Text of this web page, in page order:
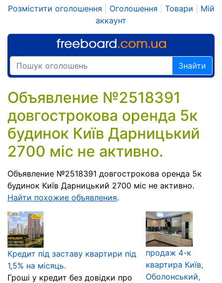
Розмістити оголошення Оголошення Товари
Мій
аккаунт
Знайти
Объявление №2518391
довгострокова оренда 5к
будинок Київ Дарницький
2700 міс не активно.
Объявление №2518391 довгострокова оренда 5к
будинок Київ Дарницький 2700 міс не активно.
Найти похожие объявления.
Кредит під заставу квартири під
1,5% на місяць.
Гроші у кредит без довідки про
продаж 4-к
квартира Київ,
Оболонський,